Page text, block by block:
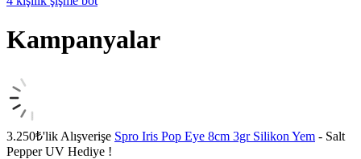
Kampanyalar
3.250₺'lik Alışverişe Spro Iris Pop Eye 8cm 3gr Silikon Yem - Salt
Pepper UV Hediye !